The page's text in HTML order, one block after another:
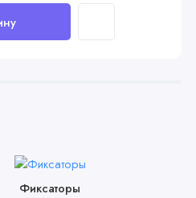
Фиксаторы